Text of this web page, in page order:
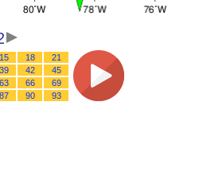
15 18
21
39 42
45
63 66
69
87 90 93